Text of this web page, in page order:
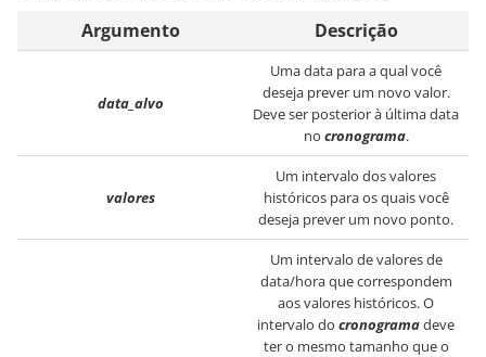
Argumento Descrição
data_alvo
Uma data para a qual você
deseja prever um novo valor.
Deve ser posterior à última data
no cronograma.
valores
Um intervalo dos valores
históricos para os quais você
deseja prever um novo ponto.
Um intervalo de valores de
data/hora que correspondem
aos valores históricos. O
intervalo do cronogramadeve
ter o mesmo tamanho que o